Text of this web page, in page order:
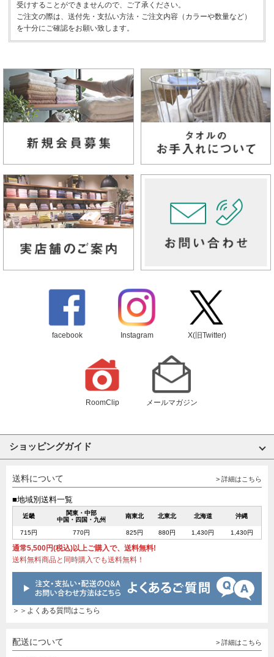
受けすることができませんので、ご了承ください。
ご注文の際は、送付先・支払い方法・ご注文内容（カラーや数量など）
を十分にご確認をお願い致します。
facebook Instagram X(旧Twitter)
RoomClip メールマガジン
ショッピングガイド
送料について > 詳細はこちら
■地域別送料一覧
近畿
関東・中部
中国・四国・九州
南東北 北東北 北海道 沖縄
715円 770円 825円 880円 1,430円 1,430円
通常5,500円(税込)以上ご購入で、送料無料!
送料無料商品と同時購入でも送料無料！
＞＞よくある質問はこちら
配送について > 詳細はこちら